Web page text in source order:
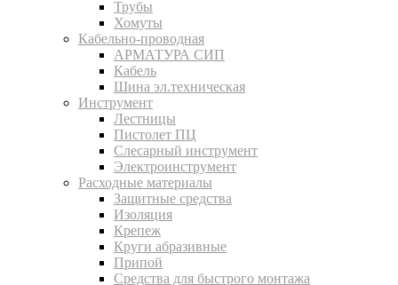
Трубы
Хомуты
Кабельно-проводная
АРМАТУРА СИП
Кабель
Шина эл.техническая
Инструмент
Лестницы
Пистолет ПЦ
Слесарный инструмент
Электроинструмент
Расходные материалы
Защитные средства
Изоляция
Крепеж
Круги абразивные
Припой
Средства для быстрого монтажа